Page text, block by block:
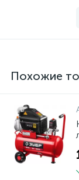
Похожие